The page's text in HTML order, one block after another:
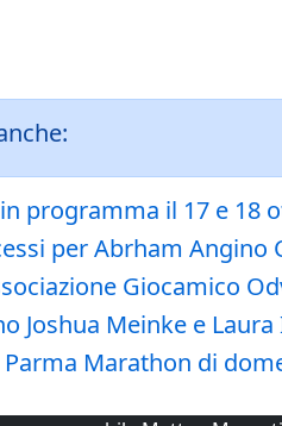
programma il 17 e 18
per Abrham Angino
Giocamico
Joshua Meinke e
Marathon di